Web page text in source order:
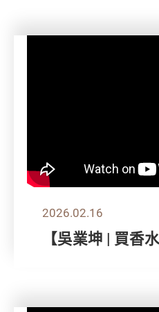
2026.02.16
【吳業坤 | 買香